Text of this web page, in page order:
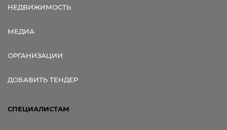
НЕДВИЖИМОСТЬ
МЕДИА
ОРГАНИЗАЦИИ
ДОБАВИТЬ ТЕНДЕР
СПЕЦИАЛИСТАМ